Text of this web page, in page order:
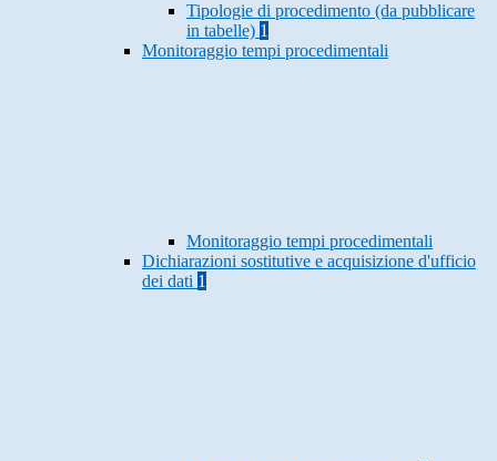
Tipologie di procedimento (da pubblicare
in tabelle) 1
Monitoraggio tempi procedimentali
Monitoraggio tempi procedimentali
Dichiarazioni sostitutive e acquisizione d'ufficio
dei dati 1